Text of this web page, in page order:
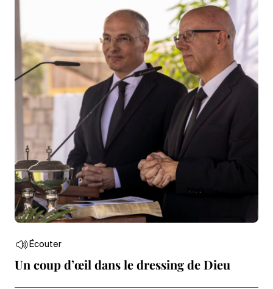
Écouter
Un coup d’œil dans le dressing de Dieu